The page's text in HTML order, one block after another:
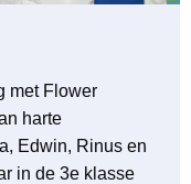
met Flower
harte
Edwin, Rinus en
in de 3e klasse